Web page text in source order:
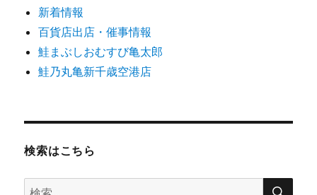
新着情報
百貨店出店・催事情報
鮭まぶしおむすび亀太郎
鮭乃丸亀新千歳空港店
検索はこちら
検
検